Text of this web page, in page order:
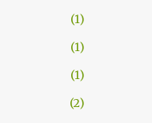
1
1
1
2